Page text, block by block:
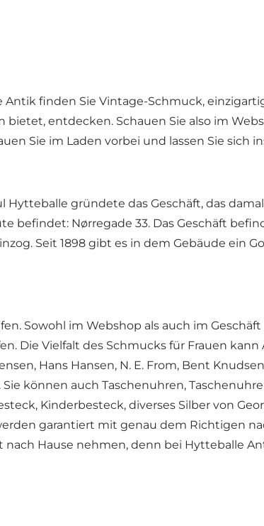
finden Sie Vintage-Schmuck,
entdecken. Schauen Sie also im
Sie im Laden vorbei und lassen Sie sich
gründete das Geschäft, das
befindet: Nørregade 33. Das Geschäft
Seit 1898 gibt es in dem Gebäude ein
Sowohl im Webshop als auch im
Die Vielfalt des Schmucks für Frauen
Hans Hansen, N. E. From, Bent
können auch Taschenuhren,
Kinderbesteck, diverses Silber von
garantiert mit genau dem Richtigen
nach Hause nehmen, denn bei Hytteballe